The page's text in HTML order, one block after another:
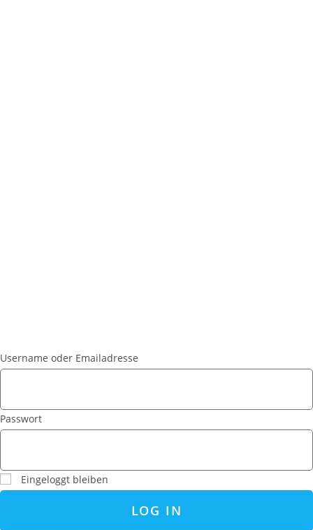
Username oder Emailadresse
Passwort
Eingeloggt bleiben
LOG IN